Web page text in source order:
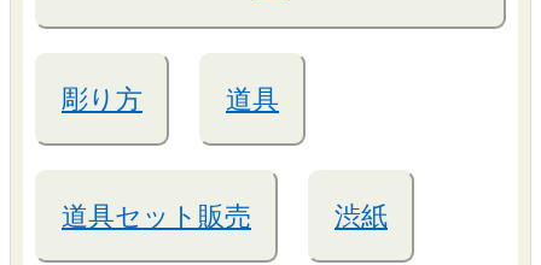
彫り方 道具
道具セット販売 渋紙